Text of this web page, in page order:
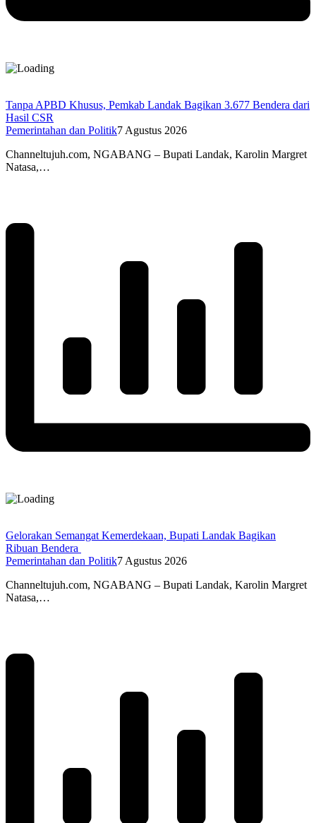
Tanpa APBD Khusus, Pemkab Landak Bagikan 3.677 Bendera dari
Hasil CSR
Pemerintahan dan Politik7 Agustus 2026
Channeltujuh.com, NGABANG – Bupati Landak, Karolin Margret
Natasa,…
Gelorakan Semangat Kemerdekaan, Bupati Landak Bagikan
Ribuan Bendera
Pemerintahan dan Politik7 Agustus 2026
Channeltujuh.com, NGABANG – Bupati Landak, Karolin Margret
Natasa,…